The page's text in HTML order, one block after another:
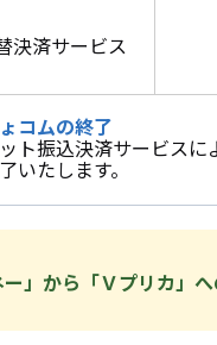
決済サービス
コムの終了
ト振込決済サービス
いたします。
ー」から「Ｖプリカ」